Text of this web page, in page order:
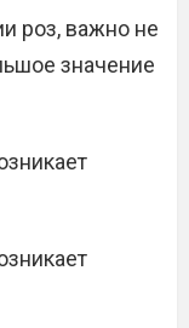
роз, важно не
значение